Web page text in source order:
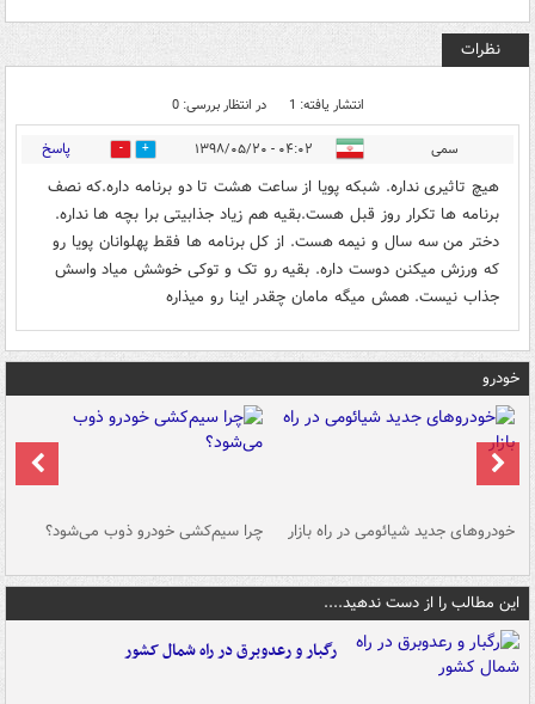
نظرات
انتشار یافته: 1 در انتظار بررسی: 0
سمی ۰۴:۰۲ - ۱۳۹۸/۰۵/۲۰ 1 پاسخ
هیچ تاثیری نداره. شبکه پویا از ساعت هشت تا دو برنامه داره.که نصف
برنامه ها تکرار روز قبل هست.بقیه هم زیاد جذابیتی برا بچه ها نداره.
دختر من سه سال و نیمه هست. از کل برنامه ها فقط پهلوانان پویا رو
که ورزش میکنن دوست داره. بقیه رو تک و توکی خوشش میاد واسش
جذاب نیست. همش میگه مامان چقدر اینا رو میذاره
خودرو
خودروهای جدید شیائومی در راه بازار چرا سیم‌کشی خودرو ذوب می‌شود؟
این مطالب را از دست ندهید....
رگبار و رعدوبرق در راه شمال کشور